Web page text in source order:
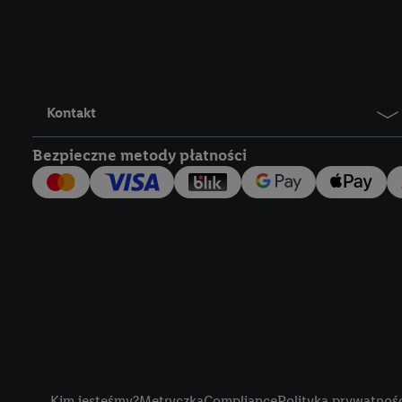
Kontakt
Bezpieczne metody płatności
Lidl Plus, możemy
wymienionych
następnie
użytkownika w
my i jeden z innych
Użytkownik upoważnia
usługach Lidl. Utiq
tak, Utiq udostępni
numeru
wykorzystany do
szczególności
obsługiwanych przez
korzystanie z
lub